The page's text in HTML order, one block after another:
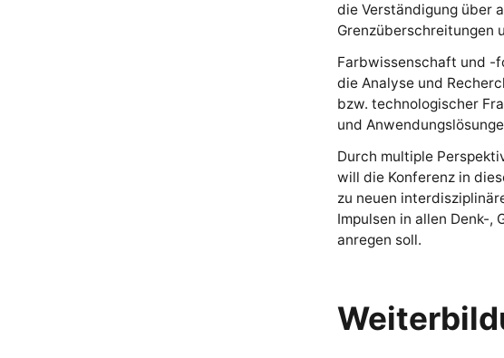
die Verständigung über
Grenzüberschreitungen
Farbwissenschaft und -
die Analyse und
bzw. technologischer
und
Durch multiple
will die Konferenz in
zu neuen
Impulsen in allen Denk-,
anregen soll.